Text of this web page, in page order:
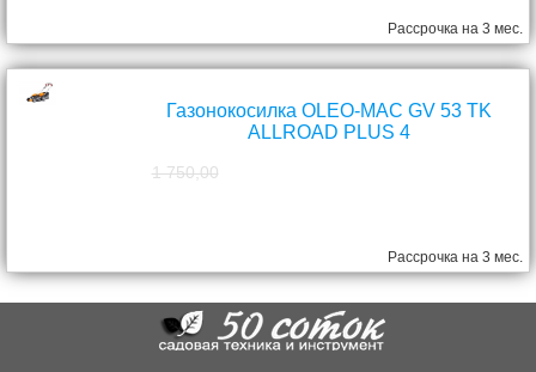
Рассрочка на 3 мес.
Газонокосилка OLEO-MAC GV 53 TK
ALLROAD PLUS 4
1 750,00
Рассрочка на 3 мес.